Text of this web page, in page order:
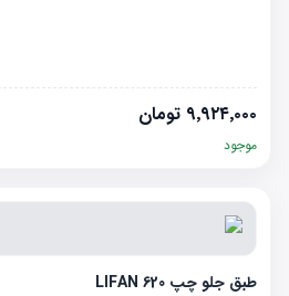
۹٬۹۲۴٬۰۰۰ تومان
موجود
طبق جلو چپ LIFAN 620